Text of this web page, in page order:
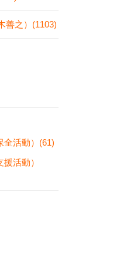
善之）(1103)
全活動）(61)
活動）